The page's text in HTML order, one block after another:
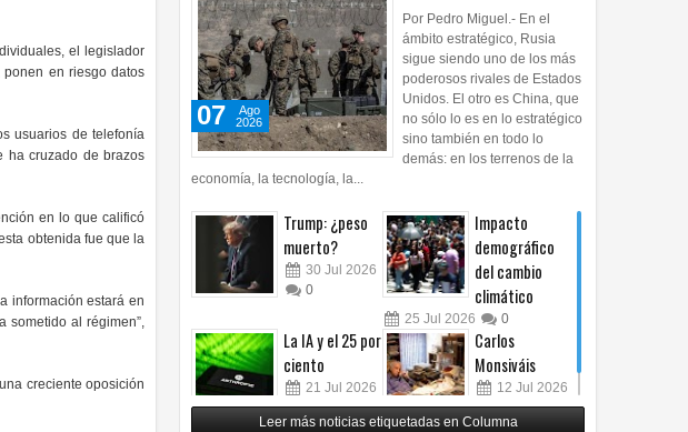
el legislador
en riesgo datos
usuarios de telefonía
ha cruzado de brazos
en lo que calificó
obtenida fue que la
información estará en
sometido al régimen”,
creciente oposición
07
Ago
2026
Por Pedro Miguel.- En el
ámbito estratégico, Rusia
sigue siendo uno de los más
poderosos rivales de Estados
Unidos. El otro es China, que
no sólo lo es en lo estratégico
sino también en todo lo
demás: en los terrenos de la
economía, la tecnología, la...
Trump: ¿peso
muerto?
30 Jul 2026
0
Impacto
demográfico
del cambio
climático
25 Jul 2026 0
La IA y el 25 por
ciento
21 Jul 2026
0
Carlos
Monsiváis
12 Jul 2026
0
Leer más noticias etiquetadas en Columna